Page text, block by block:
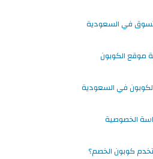
في السعودية
موقع الكوبون
في السعودية
الخصوصية
كوبون الخصم؟